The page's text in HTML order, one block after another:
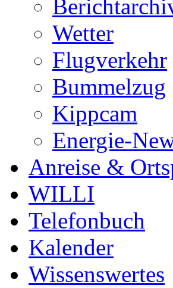
Wetter
Flugverkehr
Bummelzug
Kippcam
Energie-
Anreise &
WILLI
Telefonbuch
Kalender
Wissenswertes